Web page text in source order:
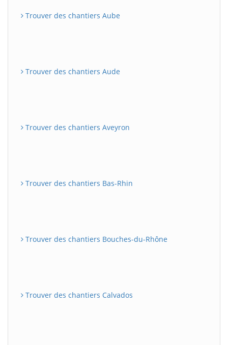
Trouver des chantiers Aube
Trouver des chantiers Aude
Trouver des chantiers Aveyron
Trouver des chantiers Bas-Rhin
Trouver des chantiers Bouches-du-Rhône
Trouver des chantiers Calvados